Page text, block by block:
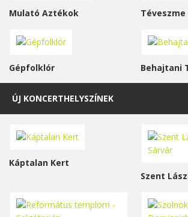
Mulató Aztékok Téveszme
Gépfolklór Behajtani
ÚJ KONCERTHELYSZÍNEK
Káptalan Kert